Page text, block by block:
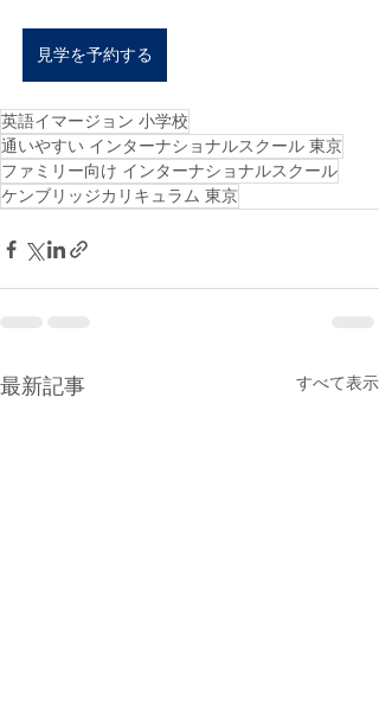
見学を予約する
英語イマージョン 小学校
通いやすい インターナショナルスクール 東京
ファミリー向け インターナショナルスクール
ケンブリッジカリキュラム 東京
最新記事 すべて表示